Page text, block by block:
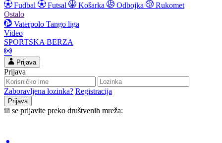
Fudbal
Futsal Košarka Odbojka
Rukomet
Ostalo
Vaterpolo Tango liga
Video
SPORTSKA BERZA
Prijava
Prijava
Zaboravljena lozinka? Registracija
ili se prijavite preko društvenih mreža: